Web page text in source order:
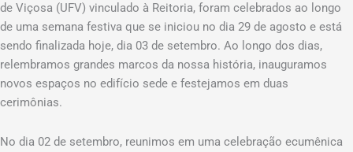
de Viçosa (UFV) vinculado à Reitoria, foram celebrados ao longo
de uma semana festiva que se iniciou no dia 29 de agosto e está
sendo finalizada hoje, dia 03 de setembro. Ao longo dos dias,
relembramos grandes marcos da nossa história, inauguramos
novos espaços no edifício sede e festejamos em duas
cerimônias.
No dia 02 de setembro, reunimos em uma celebração ecumênica